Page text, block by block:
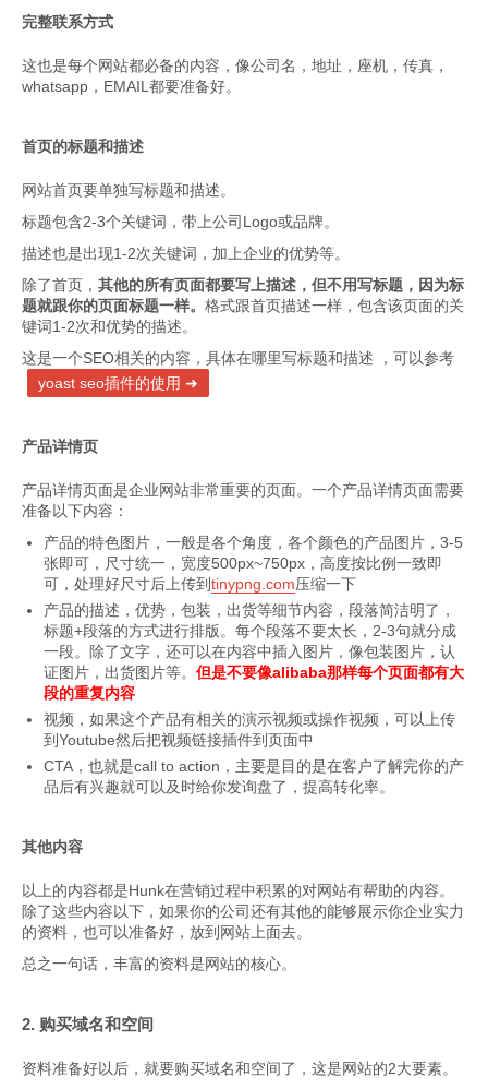
完整联系方式
这也是每个网站都必备的内容，像公司名，地址，座机，传真，
whatsapp，EMAIL都要准备好。
首页的标题和描述
网站首页要单独写标题和描述。
标题包含2-3个关键词，带上公司Logo或品牌。
描述也是出现1-2次关键词，加上企业的优势等。
除了首页， 其他的所有页面都要写上描述，但不用写标题，因为标
题就跟你的页面标题一样。 格式跟首页描述一样，包含该页面的关
键词1-2次和优势的描述。
这是一个SEO相关的内容，具体在哪里写标题和描述 ，可以参考
yoast seo插件的使用
产品详情页
产品详情页面是企业网站非常重要的页面。一个产品详情页面需要
准备以下内容：
产品的特色图片，一般是各个角度，各个颜色的产品图片，3-5
张即可，尺寸统一，宽度500px~750px，高度按比例一致即
可，处理好尺寸后上传到 tinypng.com压缩一下
产品的描述，优势，包装，出货等细节内容，段落简洁明了，
标题+段落的方式进行排版。每个段落不要太长，2-3句就分成
一段。除了文字，还可以在内容中插入图片，像包装图片，认
证图片，出货图片等。 但是不要像alibaba那样每个页面都有大
段的重复内容
视频，如果这个产品有相关的演示视频或操作视频，可以上传
到Youtube然后把视频链接插件到页面中
CTA，也就是call to action，主要是目的是在客户了解完你的产
品后有兴趣就可以及时给你发询盘了，提高转化率。
其他内容
以上的内容都是Hunk在营销过程中积累的对网站有帮助的内容。
除了这些内容以下，如果你的公司还有其他的能够展示你企业实力
的资料，也可以准备好，放到网站上面去。
总之一句话，丰富的资料是网站的核心。
2. 购买域名和空间
资料准备好以后，就要购买域名和空间了，这是网站的2大要素。